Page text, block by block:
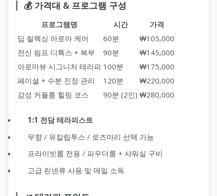
💰 가격대 & 프로그램 구성
프로그램명 시간
가격
딥 릴렉싱 아로마 케어
60분
₩105,000
전신 림프 디톡스 + 복부
90분
₩145,000
아로마뷰 시그니처 테라피 100분
₩175,000
페이셜 + 수분 진정 관리
120분
₩220,000
감성 커플룸 힐링 코스
90분 (2인) ₩280,000
1:1 전담 테라피스트
무향 / 유칼립투스 / 로즈마리 선택 가능
프라이빗룸 전용 / 파우더룸 + 샤워실 구비
고급 린넨류 사용 및 매일 소독